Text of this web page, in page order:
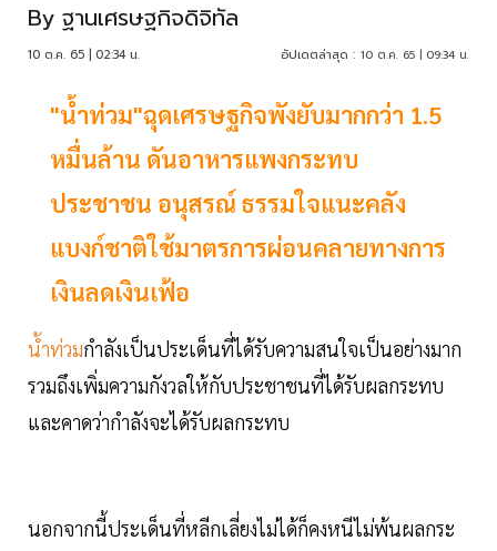
By ฐานเศรษฐกิจดิจิทัล
10 ต.ค. 65 | 02:34 น. อัปเดตล่าสุด : 10 ต.ค. 65 | 09:34 น.
"น้ำท่วม"ฉุดเศรษฐกิจพังยับมากกว่า 1.5
หมื่นล้าน ดันอาหารแพงกระทบ
ประชาชน อนุสรณ์ ธรรมใจแนะคลัง
แบงก์ชาติใช้มาตรการผ่อนคลายทางการ
เงินลดเงินเฟ้อ
น้ำท่วมกำลังเป็นประเด็นที่ได้รับความสนใจเป็นอย่างมาก
รวมถึงเพิ่มความกังวลให้กับประชาชนที่ได้รับผลกระทบ
และคาดว่ากำลังจะได้รับผลกระทบ
นอกจากนี้ประเด็นที่หลีกเลี่ยงไม่ได้ก็คงหนีไม่พ้นผลกระ